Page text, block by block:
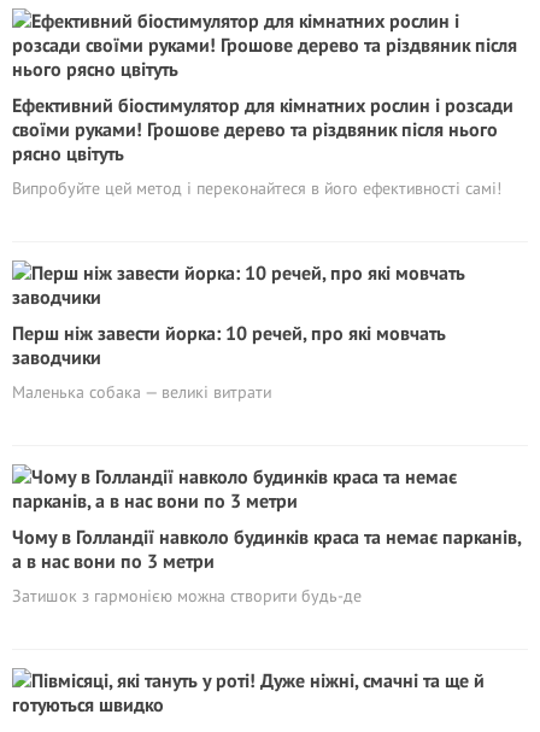
Ефективний біостимулятор для кімнатних рослин і розсади
своїми руками! Грошове дерево та різдвяник після нього
рясно цвітуть
Випробуйте цей метод і переконайтеся в його ефективності самі!
Перш ніж завести йорка: 10 речей, про які мовчать
заводчики
Маленька собака — великі витрати
Чому в Голландії навколо будинків краса та немає парканів,
а в нас вони по 3 метри
Затишок з гармонією можна створити будь-де